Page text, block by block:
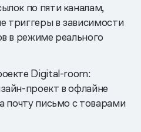
по пяти каналам,
триггеры в зависимости
в режиме реального
Digital-room:
проект в офлайне
почту письмо с товарами